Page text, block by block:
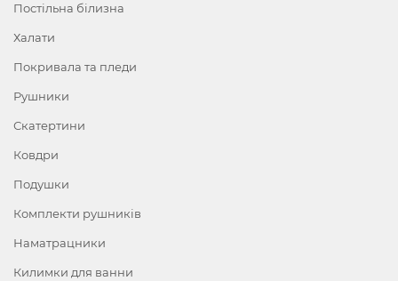
Постільна білизна
Халати
Покривала та пледи
Рушники
Скатертини
Ковдри
Подушки
Комплекти рушників
Наматрацники
Килимки для ванни